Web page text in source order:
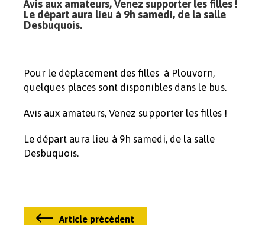
Avis aux amateurs, Venez supporter les filles !
Le départ aura lieu à 9h samedi, de la salle
Desbuquois.
Pour le déplacement des filles à Plouvorn,
quelques places sont disponibles dans le bus.
Avis aux amateurs, Venez supporter les filles !
Le départ aura lieu à 9h samedi, de la salle
Desbuquois.
Article précédent